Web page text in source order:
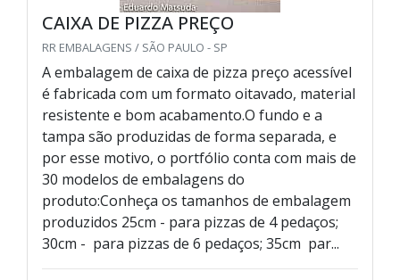
CAIXA DE PIZZA PREÇO
RR EMBALAGENS / SÃO PAULO - SP
A embalagem de caixa de pizza preço acessível
é fabricada com um formato oitavado, material
resistente e bom acabamento.O fundo e a
tampa são produzidas de forma separada, e
por esse motivo, o portfólio conta com mais de
30 modelos de embalagens do
produto:Conheça os tamanhos de embalagem
produzidos 25cm - para pizzas de 4 pedaços;
30cm - para pizzas de 6 pedaços; 35cm par...